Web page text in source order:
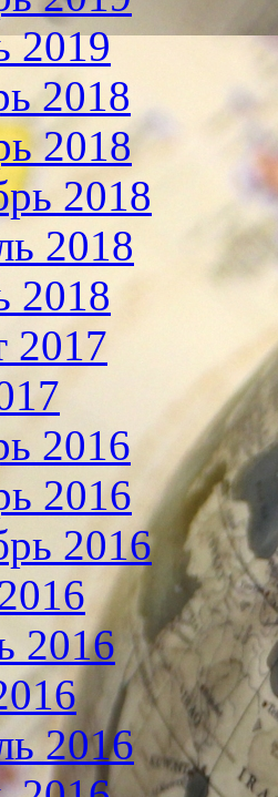
2019
2018
2018
2018
2018
2018
2017
2016
2016
2016
2016
2016